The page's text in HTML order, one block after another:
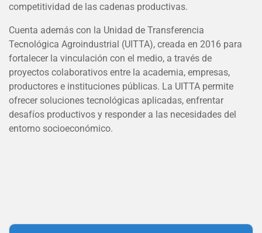
competitividad de las cadenas productivas.
Cuenta además con la Unidad de Transferencia
Tecnológica Agroindustrial (UITTA), creada en 2016 para
fortalecer la vinculación con el medio, a través de
proyectos colaborativos entre la academia, empresas,
productores e instituciones públicas. La UITTA permite
ofrecer soluciones tecnológicas aplicadas, enfrentar
desafíos productivos y responder a las necesidades del
entorno socioeconómico.